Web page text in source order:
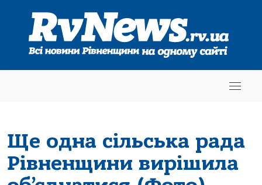
Ще одна сільська рада
Рівненщини вирішила